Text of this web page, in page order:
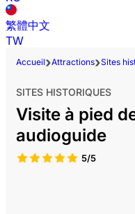
繁體中文
TW
Accueil Attractions Sites
SITES HISTORIQUES
Visite à pied
audioguide
5/5